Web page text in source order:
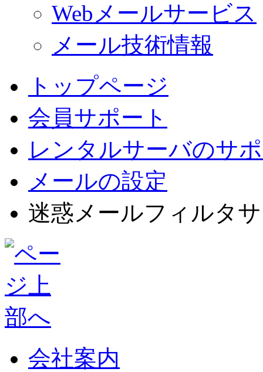
Webメールサービス
メール技術情報
トップページ
会員サポート
レンタルサーバのサ
メールの設定
迷惑メールフィルタ
会社案内